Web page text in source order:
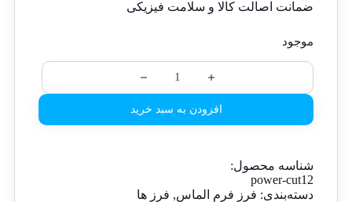
ضمانت اصالت کالا و سلامت فیزیکی
موجود
افزودن به سبد خرید
شناسه محصول:
power-cut12
دسته‌بندی: فرز فرم الماس, فرز ها